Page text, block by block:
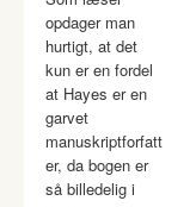
opdager man
hurtigt, at det
kun er en fordel
at Hayes er en
garvet
manuskriptforfatt
er, da bogen er
så billedelig i